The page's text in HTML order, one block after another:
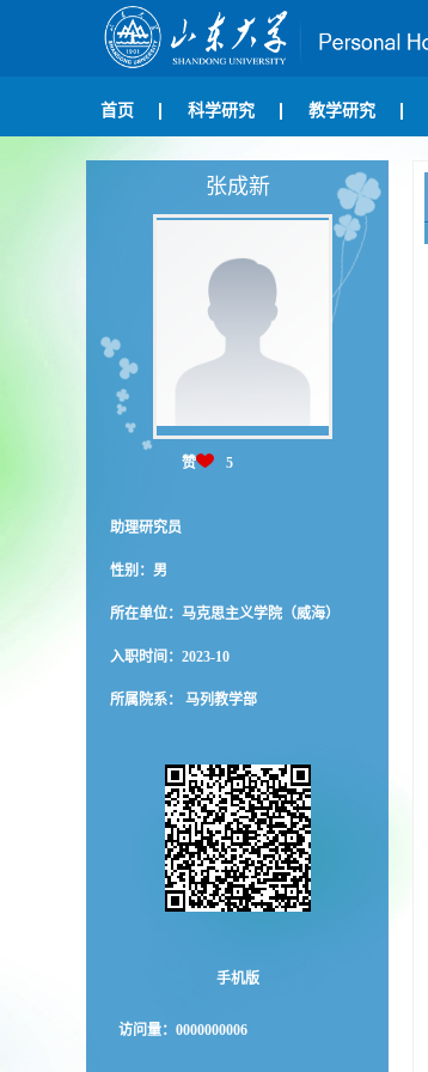
首页 科学研究 教学研究
张成新
赞 5
助理研究员
性别：男
所在单位：马克思主义学院（威海）
入职时间：2023-10
所属院系： 马列教学部
手机版
访问量： 0000000006